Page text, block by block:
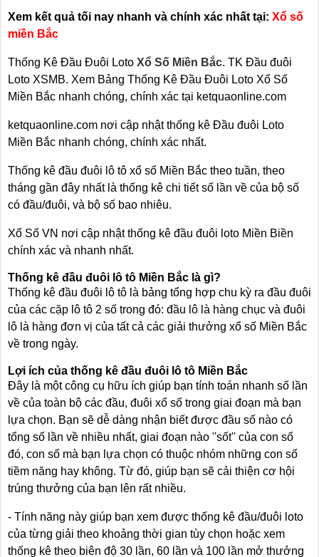
Xem kết quả tối nay nhanh và chính xác nhất tại: Xổ số
miền Bắc
Thống Kê Đầu Đuôi Loto Xổ Số Miền Bắc. TK Đầu đuôi
Loto XSMB. Xem Bảng Thống Kê Đầu Đuôi Loto Xổ Số
Miền Bắc nhanh chóng, chính xác tại ketquaonline.com
ketquaonline.com nơi cập nhật thống kê Đầu đuôi Loto
Miền Bắc nhanh chóng, chính xác nhất.
Thống kê đầu đuôi lô tô xổ số Miền Bắc theo tuần, theo
tháng gần đây nhất là thống kê chi tiết số lần về của bộ số
có đầu/đuôi, và bộ số bao nhiêu.
Xổ Số VN nơi cập nhật thống kê đầu đuôi loto Miền Biền
chính xác và nhanh nhất.
Thống kê đầu đuôi lô tô Miền Bắc là gì?
Thống kê đầu đuôi lô tô là bảng tổng hợp chu kỳ ra đầu đuôi
của các cặp lô tô 2 số trong đó: đầu lô là hàng chục và đuôi
lô là hàng đơn vị của tất cả các giải thưởng xổ số Miền Bắc
về trong ngày.
Lợi ích của thống kê đầu đuôi lô tô Miền Bắc
Đây là một công cụ hữu ích giúp bạn tính toán nhanh số lần
về của toàn bộ các đầu, đuôi xổ số trong giai đoạn mà bạn
lựa chọn. Bạn sẽ dễ dàng nhận biết được đầu số nào có
tổng số lần về nhiều nhất, giai đoạn nào ''sốt'' của con số
đó, con số mà bạn lựa chọn có thuộc nhóm những con số
tiềm năng hay không. Từ đó, giúp bạn sẽ cải thiện cơ hội
trúng thưởng của bạn lên rất nhiều.
- Tính năng này giúp bạn xem được thống kê đầu/đuôi loto
của từng giải theo khoảng thời gian tùy chọn hoặc xem
thống kê theo biên độ 30 lần, 60 lần và 100 lần mở thưởng